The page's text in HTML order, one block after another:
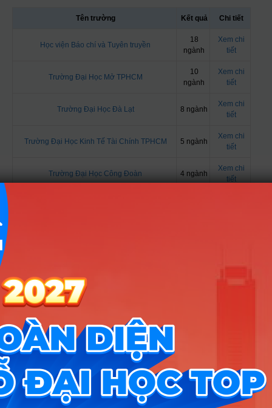
Tên trường Kết quả Chi tiết
Học viện Báo chí và Tuyên truyền
18
ngành
Xem chi
tiết
Trường Đại Học Mở TPHCM
10
ngành
Xem chi
tiết
Trường Đại Học Đà Lạt 8 ngành
Xem chi
tiết
Trường Đại Học Kinh Tế Tài Chính TPHCM 5 ngành
Xem chi
tiết
Trường Đại Học Công Đoàn 4 ngành
Xem chi
tiết
Học Viện Hàng không Việt Nam
Trường Đại học Thủ Dầu Một
Trường Đại Học Kinh Tế Kỹ Thuật Bình Dương 3 ngành
tiết
Trường Đại Học Sư Phạm TPHCM 2 ngành
Xem chi
tiết